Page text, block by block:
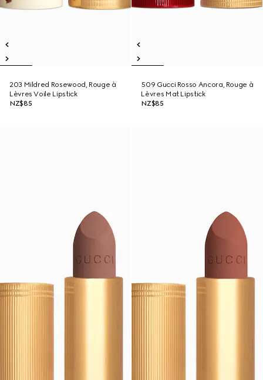
203 Mildred Rosewood, Rouge à
Lèvres Voile Lipstick
NZ$85
509 Gucci Rosso Ancora, Rouge à
Lèvres Mat Lipstick
NZ$85